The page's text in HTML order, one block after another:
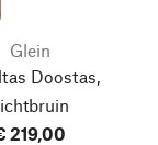
Glein
Doostas,
219,00